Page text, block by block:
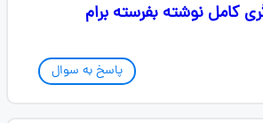
کامل نوشته بفرسته برام
پاسخ به سوال